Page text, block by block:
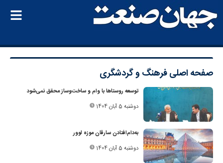
صفحه اصلیفرهنگ و گردشگری
توسعه روستاها با وام و ساخت‌وساز محقق نمی‌شود
دوشنبه 5 آبان 1404
به‌دام‌افتادن سارقان موزه لوور
دوشنبه 5 آبان 1404